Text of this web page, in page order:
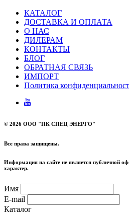
КАТАЛОГ
ДОСТАВКА И ОПЛАТА
О НАС
ДИЛЕРАМ
КОНТАКТЫ
БЛОГ
ОБРАТНАЯ СВЯЗЬ
ИМПОРТ
Политика
© 2026 ООО "ПК СПЕЦ ЭНЕРГО"
Все права защищены.
Информация на сайте не является публичной
характер.
Имя
E-mail
Каталог